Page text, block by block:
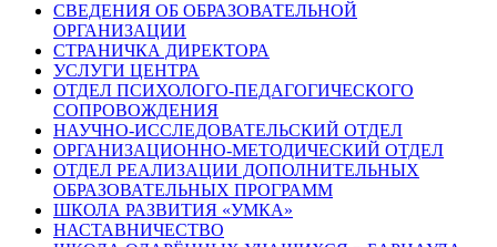
СВЕДЕНИЯ ОБ ОБРАЗОВАТЕЛЬНОЙ
ОРГАНИЗАЦИИ
СТРАНИЧКА ДИРЕКТОРА
УСЛУГИ ЦЕНТРА
ОТДЕЛ ПСИХОЛОГО-ПЕДАГОГИЧЕСКОГО
СОПРОВОЖДЕНИЯ
НАУЧНО-ИССЛЕДОВАТЕЛЬСКИЙ ОТДЕЛ
ОРГАНИЗАЦИОННО-МЕТОДИЧЕСКИЙ ОТДЕЛ
ОТДЕЛ РЕАЛИЗАЦИИ ДОПОЛНИТЕЛЬНЫХ
ОБРАЗОВАТЕЛЬНЫХ ПРОГРАММ
ШКОЛА РАЗВИТИЯ «УМКА»
НАСТАВНИЧЕСТВО